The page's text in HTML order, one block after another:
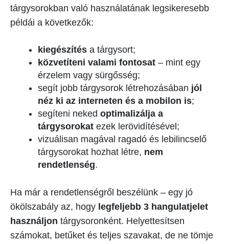
tárgysorokban való használatának legsikeresebb
példái a következők:
kiegészítés a tárgysort;
közvetíteni valami fontosat – mint egy
érzelem vagy sürgősség;
segít jobb tárgysorok létrehozásában jól
néz ki az interneten és a mobilon is;
segíteni neked optimalizálja a
tárgysorokat ezek lerövidítésével;
vizuálisan magával ragadó és lebilincselő
tárgysorokat hozhat létre, nem
rendetlenség.
Ha már a rendetlenségről beszélünk – egy jó
ökölszabály az, hogy legfeljebb 3 hangulatjelet
használjon tárgysoronként. Helyettesítsen
számokat, betűket és teljes szavakat, de ne tömje